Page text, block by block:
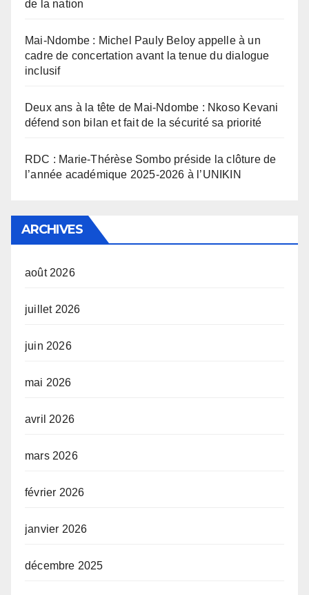
de la nation
Mai-Ndombe : Michel Pauly Beloy appelle à un
cadre de concertation avant la tenue du dialogue
inclusif
Deux ans à la tête de Mai-Ndombe : Nkoso Kevani
défend son bilan et fait de la sécurité sa priorité
RDC : Marie-Thérèse Sombo préside la clôture de
l’année académique 2025-2026 à l’UNIKIN
ARCHIVES
août 2026
juillet 2026
juin 2026
mai 2026
avril 2026
mars 2026
février 2026
janvier 2026
décembre 2025